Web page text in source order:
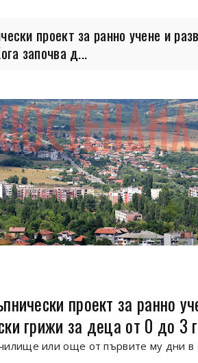
проект за ранно учене и
започва д...
проект за ранно
грижи за деца от 0 до 3
или още от първите му дни в